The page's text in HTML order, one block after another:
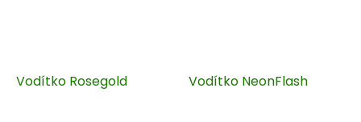
Vodítko Rosegold Vodítko NeonFlash